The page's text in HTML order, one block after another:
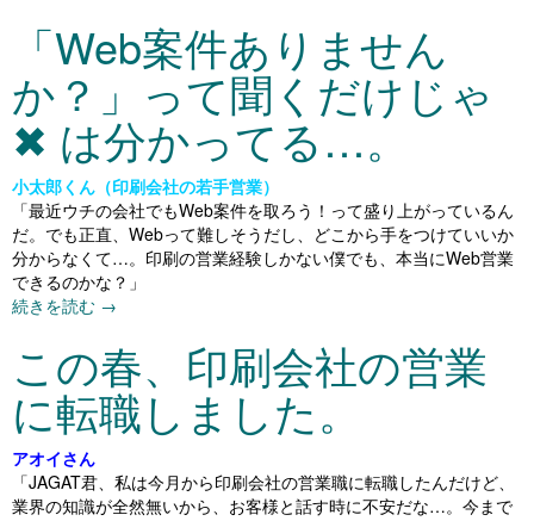
「Web案件ありません
か？」って聞くだけじゃ
✖ は分かってる…。
小太郎くん（印刷会社の若手営業）
「最近ウチの会社でもWeb案件を取ろう！って盛り上がっているん
だ。でも正直、Webって難しそうだし、どこから手をつけていいか
分からなくて…。印刷の営業経験しかない僕でも、本当にWeb営業
できるのかな？」
続きを読む →
この春、印刷会社の営業
に転職しました。
アオイさん
「JAGAT君、私は今月から印刷会社の営業職に転職したんだけど、
業界の知識が全然無いから、お客様と話す時に不安だな…。今まで